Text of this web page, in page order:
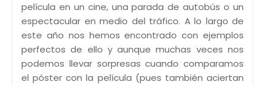
película en un cine, una parada de autobús o un
espectacular en medio del tráfico. A lo largo de
este año nos hemos encontrado con ejemplos
perfectos de ello y aunque muchas veces nos
podemos llevar sorpresas cuando comparamos
el póster con la película (pues también aciertan